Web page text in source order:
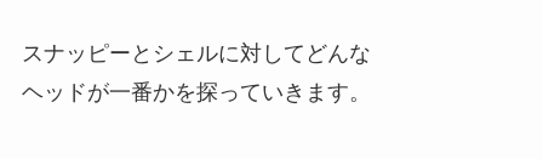
スナッピーとシェルに対してどんな
ヘッドが一番かを探っていきます。